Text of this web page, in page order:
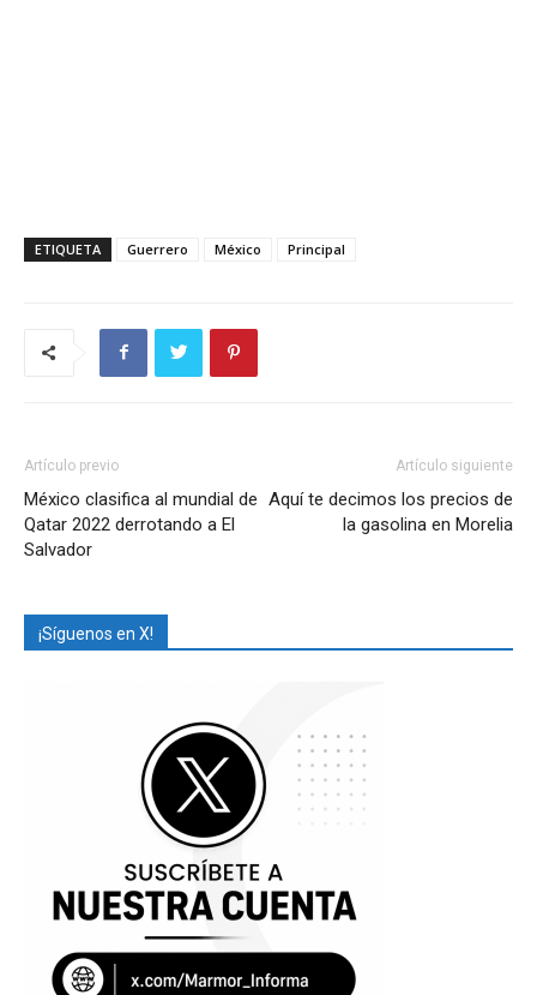
ETIQUETA Guerrero México Principal
Artículo previo
México clasifica al mundial de
Qatar 2022 derrotando a El
Salvador
Artículo siguiente
Aquí te decimos los precios de
la gasolina en Morelia
¡Síguenos en X!